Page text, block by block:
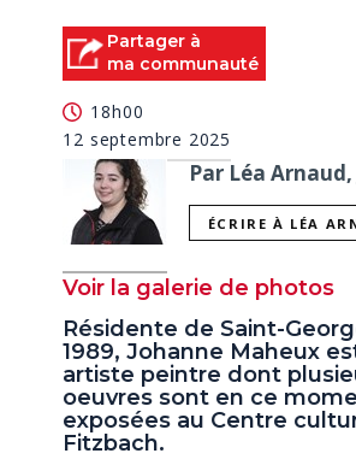
Partager à
ma communauté
18h00
12 septembre 2025
Par Léa
ÉCRIRE À LÉA
Voir la galerie de photos
Résidente de Saint-
1989, Johanne Maheux
artiste peintre dont
oeuvres sont en ce
exposées au Centre
Fitzbach.